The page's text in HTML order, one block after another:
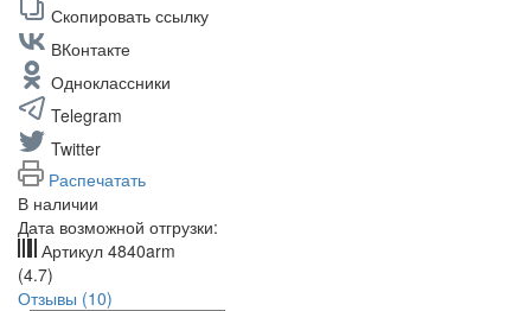
Скопировать ссылку
ВКонтакте
Одноклассники
Telegram
Twitter
Распечатать
В наличии
Дата возможной отгрузки:
Артикул 4840arm
(4.7)
Отзывы (10)